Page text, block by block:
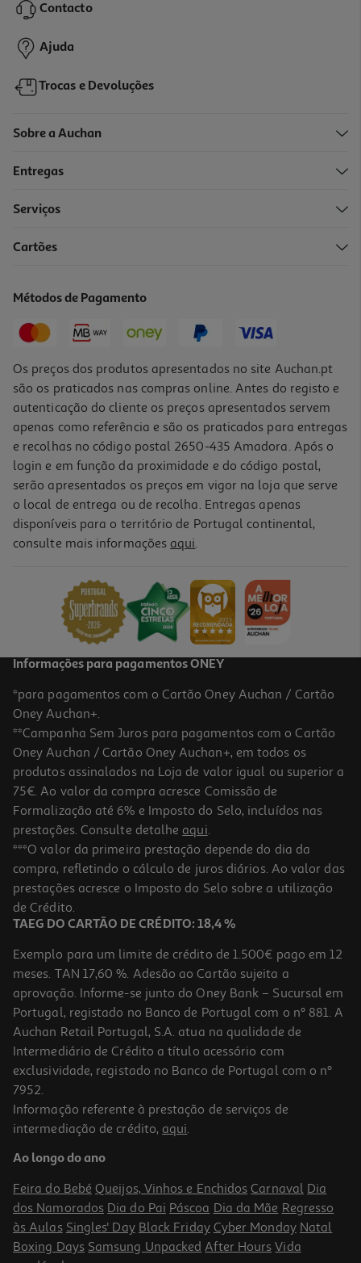
1,59 €
Fita Cola Invisivel Auchan Com Dispensador 25m Cores Sortidas
2.0
Fita Adesiva Polegar Transparente 20m
0.69 €/un
0,69 €
Fita Cola Uhu Transparente 15mmx33m
2.35 €/un
2,35 €
Contacto
Ajuda
Trocas e Devoluções
Sobre a Auchan
Entregas
Serviços
Cartões
Métodos de Pagamento
Os preços dos produtos apresentados no site Auchan.pt
são os praticados nas compras online. Antes do registo e
autenticação do cliente os preços apresentados servem
apenas como referência e são os praticados para entregas
e recolhas no código postal 2650-435 Amadora. Após o
login e em função da proximidade e do código postal,
serão apresentados os preços em vigor na loja que serve
o local de entrega ou de recolha. Entregas apenas
disponíveis para o território de Portugal continental,
consulte mais informações aqui.
Informações para pagamentos ONEY
*para pagamentos com o Cartão Oney Auchan / Cartão
Oney Auchan+.
**Campanha Sem Juros para pagamentos com o Cartão
Oney Auchan / Cartão Oney Auchan+, em todos os
produtos assinalados na Loja de valor igual ou superior a
75€. Ao valor da compra acresce Comissão de
Formalização até 6% e Imposto do Selo, incluídos nas
prestações. Consulte detalhe aqui.
***O valor da primeira prestação depende do dia da
compra, refletindo o cálculo de juros diários. Ao valor das
prestações acresce o Imposto do Selo sobre a utilização
de Crédito.
TAEG DO CARTÃO DE CRÉDITO: 18,4 %
Exemplo para um limite de crédito de 1.500€ pago em 12
meses. TAN 17,60 %. Adesão ao Cartão sujeita a
aprovação. Informe-se junto do Oney Bank – Sucursal em
Portugal, registado no Banco de Portugal com o nº 881. A
Auchan Retail Portugal, S.A. atua na qualidade de
Intermediário de Crédito a título acessório com
exclusividade, registado no Banco de Portugal com o nº
7952.
Informação referente à prestação de serviços de
intermediação de crédito, aqui.
Ao longo do ano
Feira do Bebé Queijos, Vinhos e Enchidos Carnaval Dia
dos Namorados Dia do Pai Páscoa Dia da Mãe Regresso
às Aulas Singles' Day Black Friday Cyber Monday Natal
Boxing Days Samsung Unpacked After Hours Vida